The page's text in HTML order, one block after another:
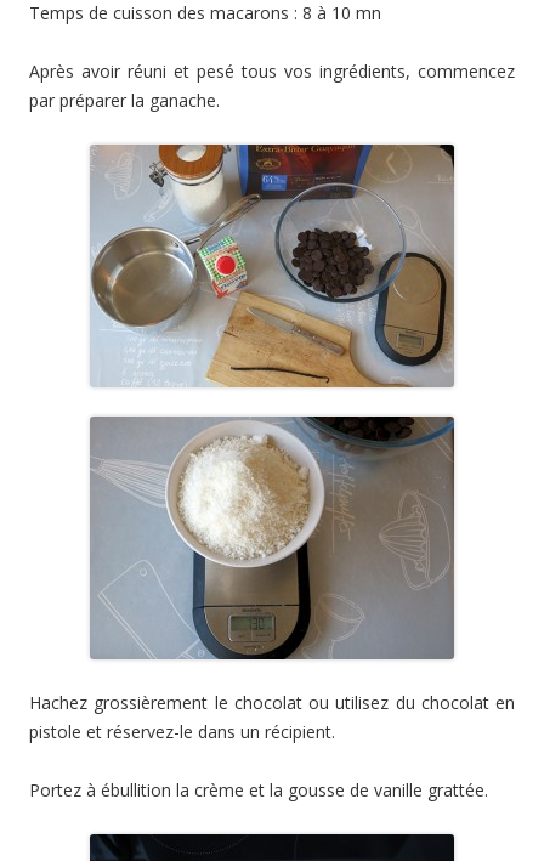
Temps de cuisson des macarons : 8 à 10 mn
Après avoir réuni et pesé tous vos ingrédients, commencez
par préparer la ganache.
Hachez grossièrement le chocolat ou utilisez du chocolat en
pistole et réservez-le dans un récipient.
Portez à ébullition la crème et la gousse de vanille grattée.